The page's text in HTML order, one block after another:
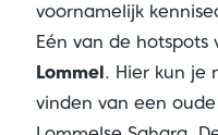
voornamelijk
Eén van de hotspots
Lommel. Hier kun je
vinden van een